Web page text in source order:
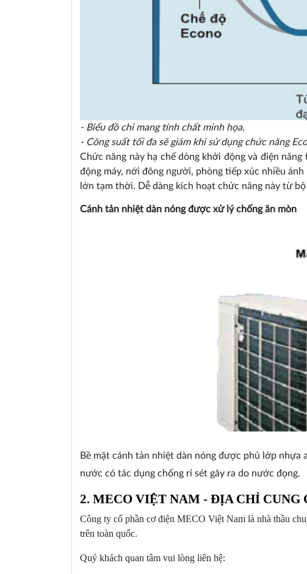
- Biểu đồ chỉ mang tính chất minh họa.
- Công suất tối đa sẽ giảm khi sử dụng chức năng
Chức năng này hạ chế dòng khởi động và điện
động máy, nới đông người, phòng tiếp xúc nhiều
lớn tạm thời. Dễ dàng kích hoạt chức năng này từ
Cánh tản nhiệt dàn nóng được xử lý chống ăn mòn
Bề mặt cánh tản nhiệt dàn nóng được phủ lớp nhựa
nước có tác dụng chống rỉ sét gây ra do nước đọng.
2. MECO VIỆT NAM - ĐỊA CHỈ CUNG
Công ty cổ phần cơ điện MECO Việt Nam là nhà thầu
trên toàn quốc.
Quý khách quan tâm vui lòng liên hệ: